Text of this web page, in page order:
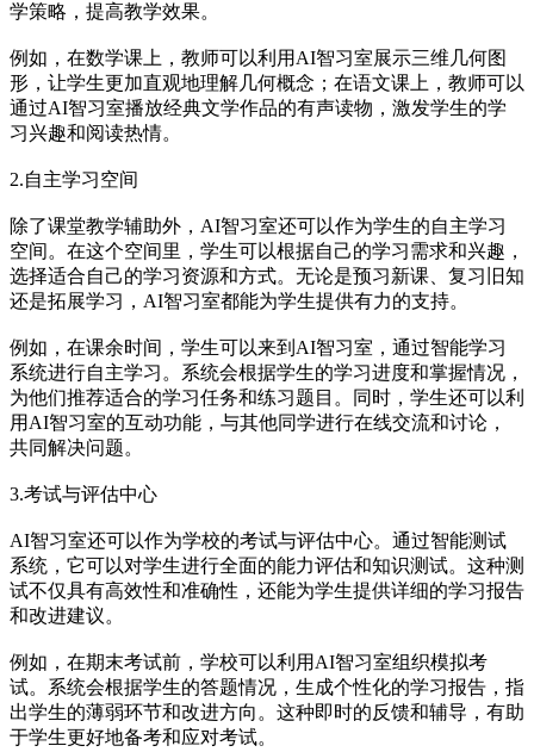
学策略，提高教学效果。
例如，在数学课上，教师可以利用AI智习室展示三维几何图
形，让学生更加直观地理解几何概念；在语文课上，教师可以
通过AI智习室播放经典文学作品的有声读物，激发学生的学
习兴趣和阅读热情。
2.自主学习空间
除了课堂教学辅助外，AI智习室还可以作为学生的自主学习
空间。在这个空间里，学生可以根据自己的学习需求和兴趣，
选择适合自己的学习资源和方式。无论是预习新课、复习旧知
还是拓展学习，AI智习室都能为学生提供有力的支持。
例如，在课余时间，学生可以来到AI智习室，通过智能学习
系统进行自主学习。系统会根据学生的学习进度和掌握情况，
为他们推荐适合的学习任务和练习题目。同时，学生还可以利
用AI智习室的互动功能，与其他同学进行在线交流和讨论，
共同解决问题。
3.考试与评估中心
AI智习室还可以作为学校的考试与评估中心。通过智能测试
系统，它可以对学生进行全面的能力评估和知识测试。这种测
试不仅具有高效性和准确性，还能为学生提供详细的学习报告
和改进建议。
例如，在期末考试前，学校可以利用AI智习室组织模拟考
试。系统会根据学生的答题情况，生成个性化的学习报告，指
出学生的薄弱环节和改进方向。这种即时的反馈和辅导，有助
于学生更好地备考和应对考试。